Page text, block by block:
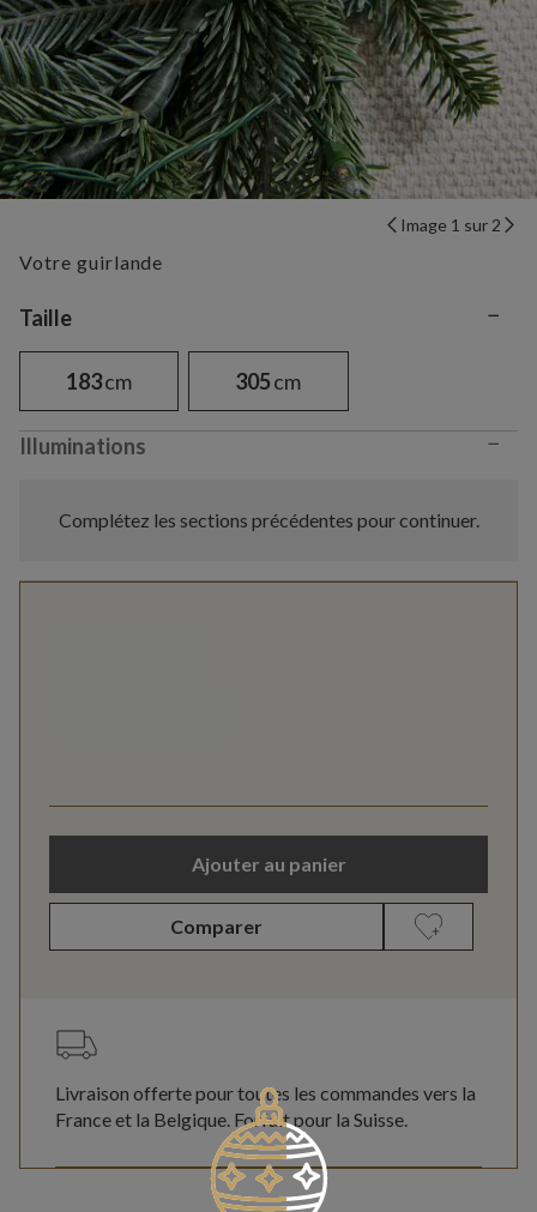
Image 1 sur 2
Votre guirlande
Variant selection
Taille −
183cm 305cm
Illuminations −
Complétez les sections précédentes pour continuer.
Ajouter au panier
Comparer
Livraison offerte pour toutes les commandes vers la
France et la Belgique. Forfait pour la Suisse.